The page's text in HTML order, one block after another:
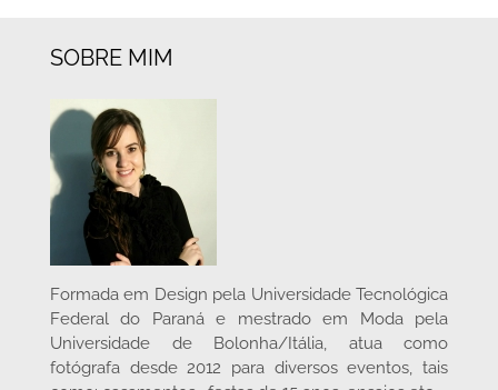
SOBRE MIM
Formada em Design pela Universidade Tecnológica
Federal do Paraná e mestrado em Moda pela
Universidade de Bolonha/Itália, atua como
fotógrafa desde 2012 para diversos eventos, tais